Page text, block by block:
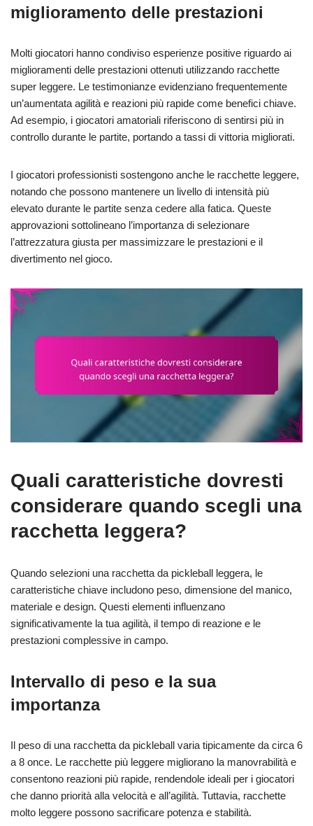
miglioramento delle prestazioni
Molti giocatori hanno condiviso esperienze positive riguardo ai
miglioramenti delle prestazioni ottenuti utilizzando racchette
super leggere. Le testimonianze evidenziano frequentemente
un’aumentata agilità e reazioni più rapide come benefici chiave.
Ad esempio, i giocatori amatoriali riferiscono di sentirsi più in
controllo durante le partite, portando a tassi di vittoria migliorati.
I giocatori professionisti sostengono anche le racchette leggere,
notando che possono mantenere un livello di intensità più
elevato durante le partite senza cedere alla fatica. Queste
approvazioni sottolineano l’importanza di selezionare
l’attrezzatura giusta per massimizzare le prestazioni e il
divertimento nel gioco.
Quali caratteristiche dovresti
considerare quando scegli una
racchetta leggera?
Quando selezioni una racchetta da pickleball leggera, le
caratteristiche chiave includono peso, dimensione del manico,
materiale e design. Questi elementi influenzano
significativamente la tua agilità, il tempo di reazione e le
prestazioni complessive in campo.
Intervallo di peso e la sua
importanza
Il peso di una racchetta da pickleball varia tipicamente da circa 6
a 8 once. Le racchette più leggere migliorano la manovrabilità e
consentono reazioni più rapide, rendendole ideali per i giocatori
che danno priorità alla velocità e all’agilità. Tuttavia, racchette
molto leggere possono sacrificare potenza e stabilità.